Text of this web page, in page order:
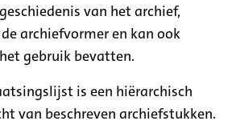
van het archief,
archiefvormer en kan ook
gebruik bevatten.
is een hiërarchisch
van beschreven archiefstukken.